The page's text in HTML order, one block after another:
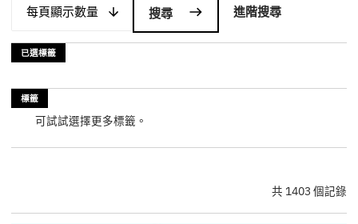
每頁顯示數量 進階搜尋
已選標籤
標籤
可試試選擇更多標籤。
共 1403 個記錄